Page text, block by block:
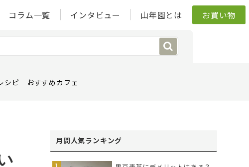
コラム一覧 インタビュー 山年園とは お買い物
シピ おすすめカフェ
月間人気ランキング